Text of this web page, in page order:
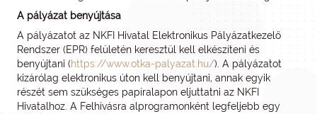
A pályázat benyújtása
A pályázatot az NKFI Hivatal Elektronikus Pályázatkezelő
Rendszer (EPR) felületén keresztül kell elkészíteni és
benyújtani (https://www.otka-palyazat.hu/). A pályázatot
kizárólag elektronikus úton kell benyújtani, annak egyik
részét sem szükséges papíralapon eljuttatni az NKFI
Hivatalhoz. A Felhívásra alprogramonként legfeljebb egy